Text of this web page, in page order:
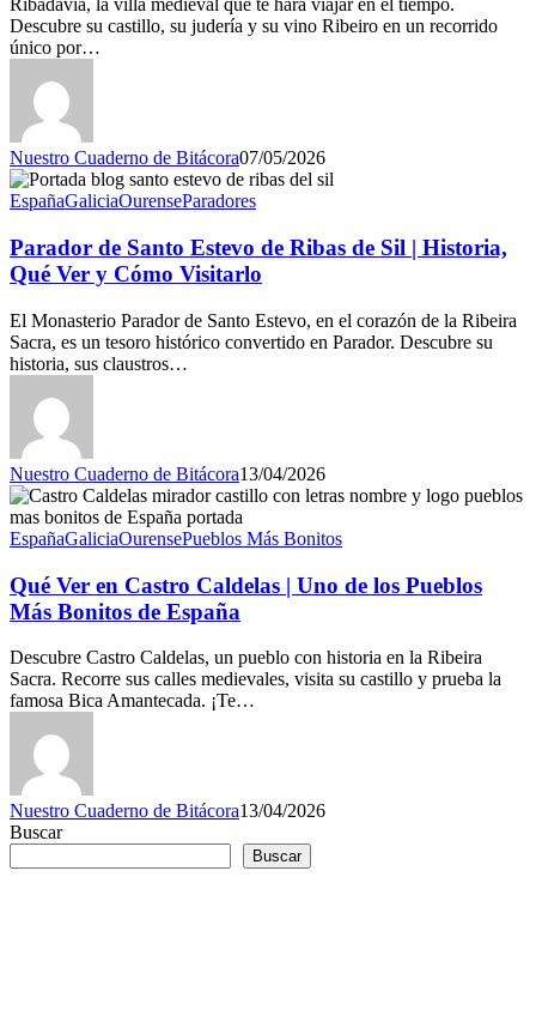
Ribadavia, la villa medieval que te hará viajar en el tiempo.
Descubre su castillo, su judería y su vino Ribeiro en un recorrido
único por…
Nuestro Cuaderno de Bitácora07/05/2026
EspañaGaliciaOurenseParadores
Parador de Santo Estevo de Ribas de Sil | Historia,
Qué Ver y Cómo Visitarlo
El Monasterio Parador de Santo Estevo, en el corazón de la Ribeira
Sacra, es un tesoro histórico convertido en Parador. Descubre su
historia, sus claustros…
Nuestro Cuaderno de Bitácora13/04/2026
EspañaGaliciaOurensePueblos Más Bonitos
Qué Ver en Castro Caldelas | Uno de los Pueblos
Más Bonitos de España
Descubre Castro Caldelas, un pueblo con historia en la Ribeira
Sacra. Recorre sus calles medievales, visita su castillo y prueba la
famosa Bica Amantecada. ¡Te…
Nuestro Cuaderno de Bitácora13/04/2026
Buscar
Buscar